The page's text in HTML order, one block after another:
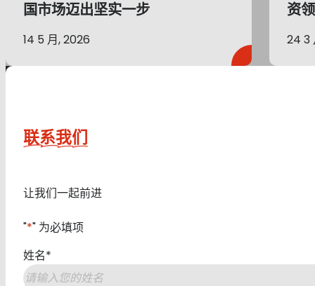
国市场迈出坚实一步
14 5 月, 2026
资
24 3
联系我们
让我们一起前进
"*" 为必填项
姓名*